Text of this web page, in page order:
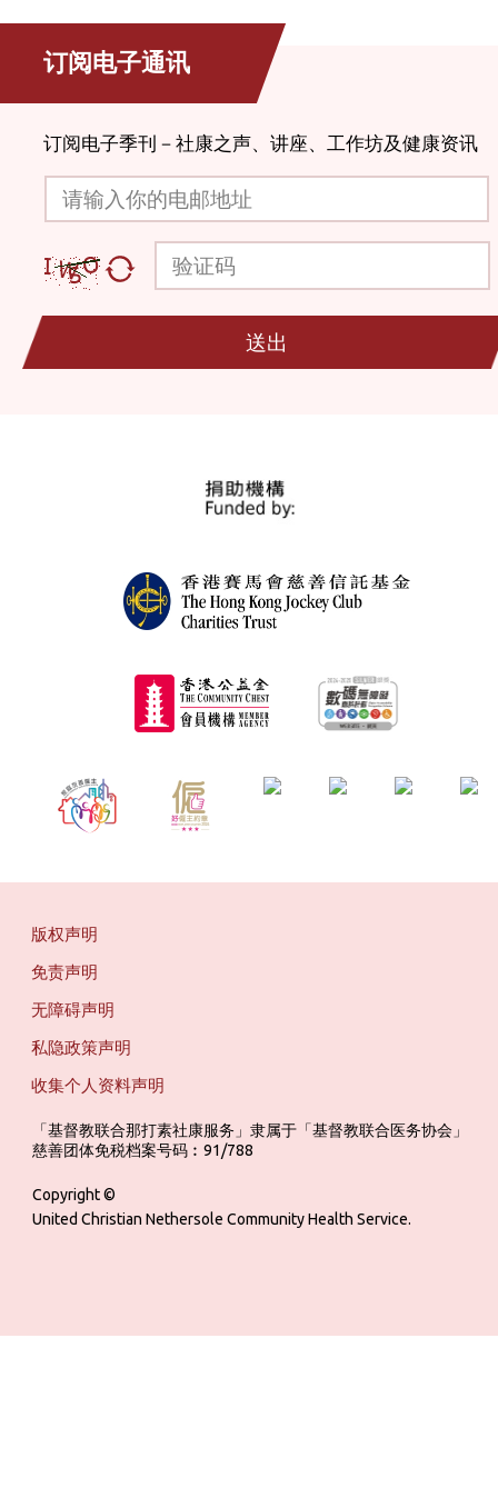
订阅电子通讯
订阅电子季刊－社康之声、讲座、工作坊及健康资讯
请输入你的电邮地址
验证码
送出
版权声明
免责声明
无障碍声明
私隐政策声明
收集个人资料声明
「基督教联合那打素社康服务」隶属于「基督教联合医务协会」
慈善团体免税档案号码︰91/788
Copyright ©
United Christian Nethersole Community Health Service.